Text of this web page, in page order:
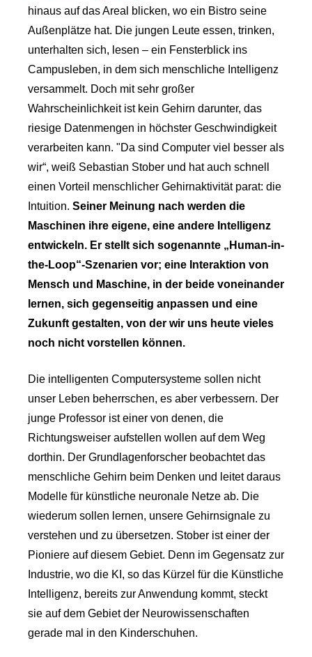
hinaus auf das Areal blicken, wo ein Bistro seine
Außenplätze hat. Die jungen Leute essen, trinken,
unterhalten sich, lesen – ein Fensterblick ins
Campusleben, in dem sich menschliche Intelligenz
versammelt. Doch mit sehr großer
Wahrscheinlichkeit ist kein Gehirn darunter, das
riesige Datenmengen in höchster Geschwindigkeit
verarbeiten kann. "Da sind Computer viel besser als
wir“, weiß Sebastian Stober und hat auch schnell
einen Vorteil menschlicher Gehirnaktivität parat: die
Intuition. Seiner Meinung nach werden die
Maschinen ihre eigene, eine andere Intelligenz
entwickeln. Er stellt sich sogenannte „Human-in-
the-Loop“-Szenarien vor; eine Interaktion von
Mensch und Maschine, in der beide voneinander
lernen, sich gegenseitig anpassen und eine
Zukunft gestalten, von der wir uns heute vieles
noch nicht vorstellen können.
Die intelligenten Computersysteme sollen nicht
unser Leben beherrschen, es aber verbessern. Der
junge Professor ist einer von denen, die
Richtungsweiser aufstellen wollen auf dem Weg
dorthin. Der Grundlagenforscher beobachtet das
menschliche Gehirn beim Denken und leitet daraus
Modelle für künstliche neuronale Netze ab. Die
wiederum sollen lernen, unsere Gehirnsignale zu
verstehen und zu übersetzen. Stober ist einer der
Pioniere auf diesem Gebiet. Denn im Gegensatz zur
Industrie, wo die KI, so das Kürzel für die Künstliche
Intelligenz, bereits zur Anwendung kommt, steckt
sie auf dem Gebiet der Neurowissenschaften
gerade mal in den Kinderschuhen.